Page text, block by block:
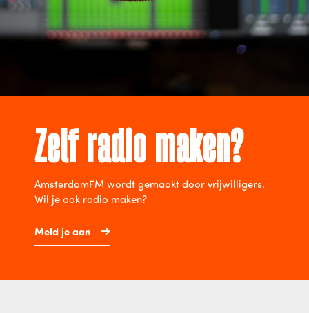
Zelf radio maken?
AmsterdamFM wordt gemaakt door vrijwilligers.
Wil je ook radio maken?
Meld je aan